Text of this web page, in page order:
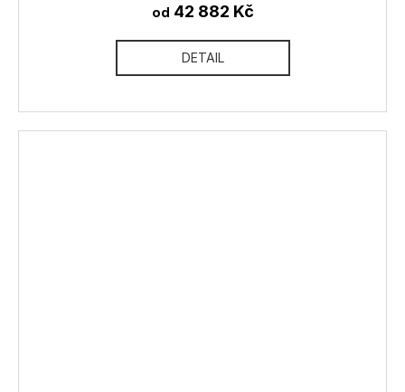
od 42 882 Kč
DETAIL